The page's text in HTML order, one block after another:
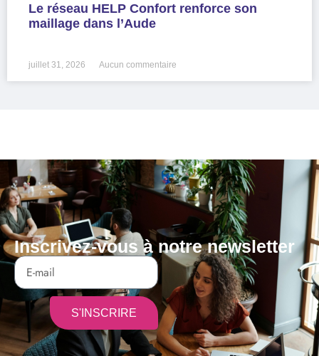
Le réseau HELP Confort renforce son
maillage dans l’Aude
juillet 31, 2026 Aucun commentaire
Inscrivez-vous à notre newsletter
S'INSCRIRE
Alternative: